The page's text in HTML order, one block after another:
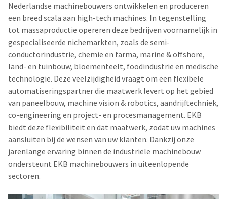
Nederlandse machinebouwers ontwikkelen en produceren
een breed scala aan high-tech machines. In tegenstelling
tot massaproductie opereren deze bedrijven voornamelijk in
gespecialiseerde nichemarkten, zoals de semi-
conductorindustrie, chemie en farma, marine & offshore,
land- en tuinbouw, bloementeelt, foodindustrie en medische
technologie. Deze veelzijdigheid vraagt om een flexibele
automatiseringspartner die maatwerk levert op het gebied
van paneelbouw, machine vision & robotics, aandrijftechniek,
co-engineering en project- en procesmanagement. EKB
biedt deze flexibiliteit en dat maatwerk, zodat uw machines
aansluiten bij de wensen van uw klanten. Dankzij onze
jarenlange ervaring binnen de industriële machinebouw
ondersteunt EKB machinebouwers in uiteenlopende
sectoren.